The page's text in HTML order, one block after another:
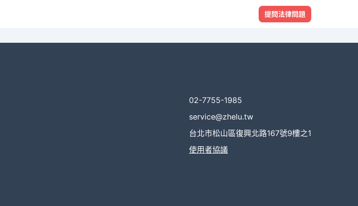
提問法律問題
02-7755-1985
service@zhelu.tw
台北市松山區復興北路167號9樓之1
使用者協議